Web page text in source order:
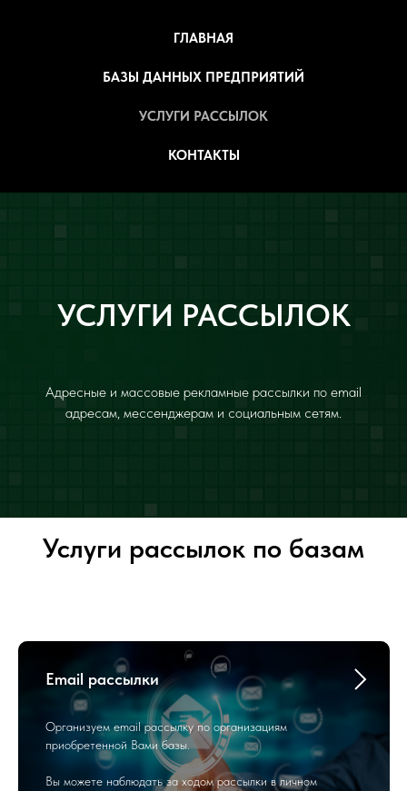
ГЛАВНАЯ
БАЗЫ ДАННЫХ ПРЕДПРИЯТИЙ
УСЛУГИ РАССЫЛОК
КОНТАКТЫ
УСЛУГИ РАССЫЛОК
Адресные и массовые рекламные рассылки по email
адресам, мессенджерам и социальным сетям.
Услуги рассылок по базам
Email рассылки
Организуем email рассылку по организациям
приобретенной Вами базы.
Вы можете наблюдать за ходом рассылки в личном